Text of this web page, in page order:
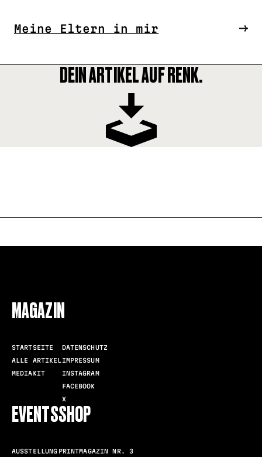
Meine Eltern in mir
DEIN ARTIKEL AUF RENK.
MAGAZIN
STARTSEITE
ALLE ARTIKEL
MEDIAKIT
DATENSCHUTZ
IMPRESSUM
INSTAGRAM
FACEBOOK
X
EVENTS
AUSSTELLUNG
SHOP
PRINTMAGAZIN NR. 3